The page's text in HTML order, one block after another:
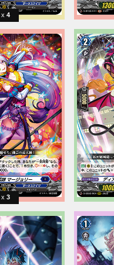
4
3